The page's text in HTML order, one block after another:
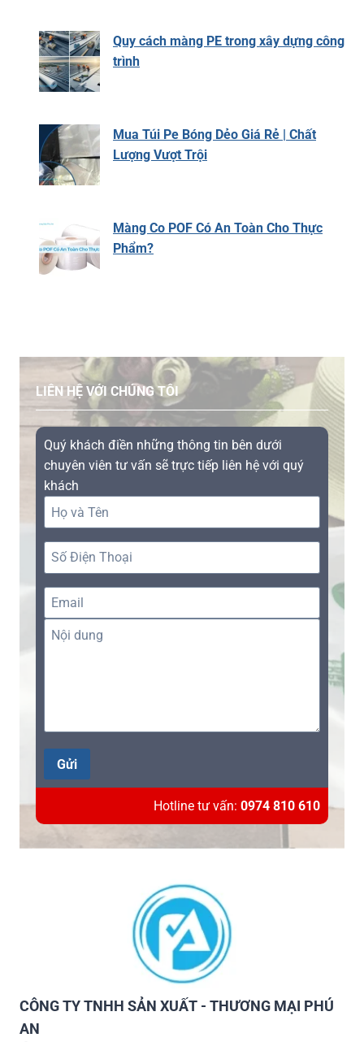
Quy cách màng PE trong xây dựng công
trình
Mua Túi Pe Bóng Dẻo Giá Rẻ | Chất
Lượng Vượt Trội
Màng Co POF Có An Toàn Cho Thực
Phẩm?
LIÊN HỆ VỚI CHÚNG TÔI
Quý khách điền những thông tin bên dưới
chuyên viên tư vấn sẽ trực tiếp liên hệ với quý
khách
Gửi
Hotline tư vấn: 0974 810 610
CÔNG TY TNHH SẢN XUẤT - THƯƠNG MẠI PHÚ
AN